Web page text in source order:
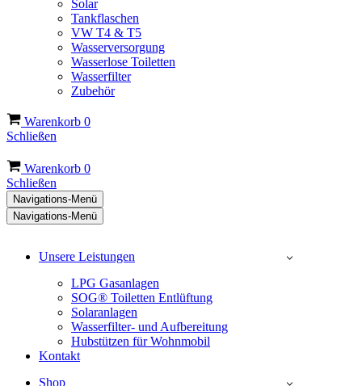
Solar
Tankflaschen
VW T4 & T5
Wasserversorgung
Wasserlose Toiletten
Wasserfilter
Zubehör
Warenkorb 0
Schließen
Warenkorb 0
Schließen
Navigations-Menü
Navigations-Menü
Unsere Leistungen
LPG Gasanlagen
SOG® Toiletten Entlüftung
Solaranlagen
Wasserfilter- und Aufbereitung
Hubstützen für Wohnmobil
Kontakt
Shop